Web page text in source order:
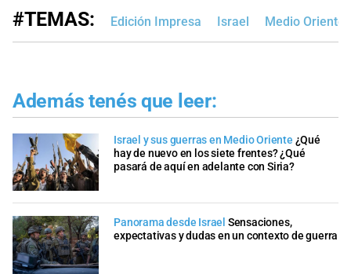
#TEMAS: Edición Impresa Israel Medio Oriente
Además tenés que leer:
Israel y sus guerras en Medio Oriente ¿Qué
hay de nuevo en los siete frentes? ¿Qué
pasará de aquí en adelante con Siria?
Panorama desde Israel Sensaciones,
expectativas y dudas en un contexto de guerra